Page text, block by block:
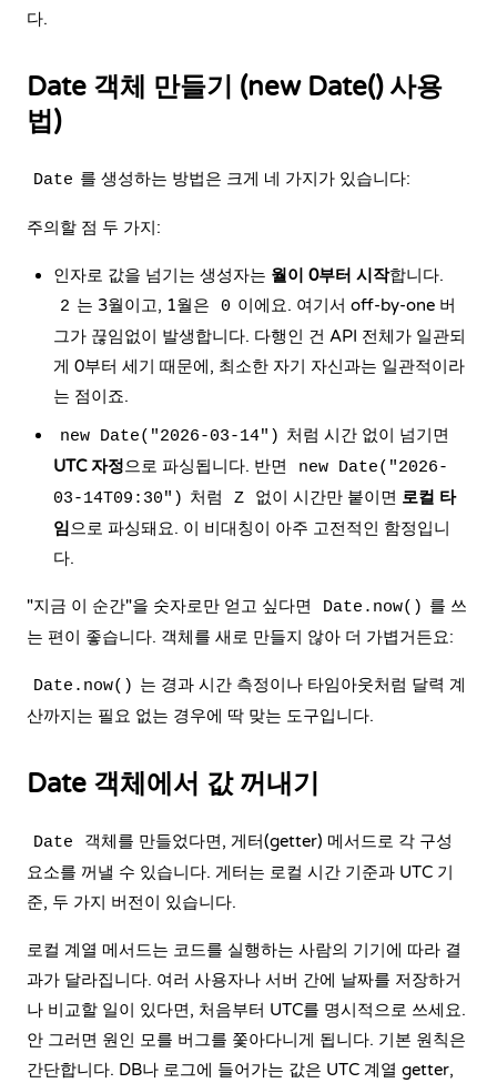
다.
Date 객체 만들기 (new Date() 사용
법)
Date 를 생성하는 방법은 크게 네 가지가 있습니다:
주의할 점 두 가지:
인자로 값을 넘기는 생성자는 월이 0부터 시작합니다.
2 는 3월이고, 1월은 0 이에요. 여기서 off-by-one 버
그가 끊임없이 발생합니다. 다행인 건 API 전체가 일관되
게 0부터 세기 때문에, 최소한 자기 자신과는 일관적이라
는 점이죠.
new Date("2026-03-14") 처럼 시간 없이 넘기면
UTC 자정으로 파싱됩니다. 반면
new Date("2026-
03-14T09:30") 처럼 Z 없이 시간만 붙이면 로컬 타
임으로 파싱돼요. 이 비대칭이 아주 고전적인 함정입니
다.
"지금 이 순간"을 숫자로만 얻고 싶다면 Date.now() 를 쓰
는 편이 좋습니다. 객체를 새로 만들지 않아 더 가볍거든요:
Date.now() 는 경과 시간 측정이나 타임아웃처럼 달력 계
산까지는 필요 없는 경우에 딱 맞는 도구입니다.
Date 객체에서 값 꺼내기
Date
객체를 만들었다면, 게터(getter) 메서드로 각 구성
요소를 꺼낼 수 있습니다. 게터는 로컬 시간 기준과 UTC 기
준, 두 가지 버전이 있습니다.
로컬 계열 메서드는 코드를 실행하는 사람의 기기에 따라 결
과가 달라집니다. 여러 사용자나 서버 간에 날짜를 저장하거
나 비교할 일이 있다면, 처음부터 UTC를 명시적으로 쓰세요.
안 그러면 원인 모를 버그를 쫓아다니게 됩니다. 기본 원칙은
간단합니다. DB나 로그에 들어가는 값은 UTC 계열 getter,